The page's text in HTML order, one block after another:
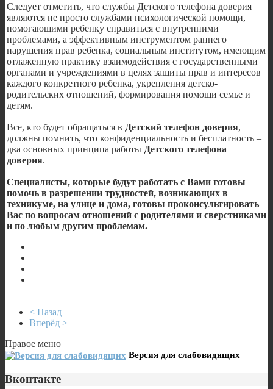
Следует отметить, что службы Детского телефона доверия
являются не просто службами психологической помощи,
помогающими ребенку справиться с внутренними
проблемами, а эффективным инструментом раннего
нарушения прав ребенка, социальным институтом, имеющим
отлаженную практику взаимодействия с государственными
органами и учреждениями в целях защиты прав и интересов
каждого конкретного ребенка, укрепления детско-
родительских отношений, формирования помощи семье и
детям.
Все, кто будет обращаться в Детский телефон доверия,
должны помнить, что конфиденциальность и бесплатность –
два основных принципа работы Детского телефона
доверия.
Специалисты, которые будут работать с Вами готовы
помочь в разрешении трудностей, возникающих в
техникуме, на улице и дома, готовы проконсультировать
Вас по вопросам отношений с родителями и сверстниками
и по любым другим проблемам.
< Назад
Вперёд >
Правое меню
Версия для слабовидящих
Вконтакте